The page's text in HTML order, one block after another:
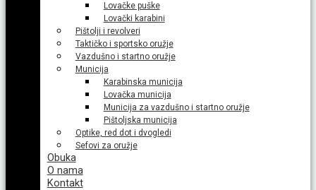
Lovačke puške
Lovački karabini
Pištolji i revolveri
Taktičko i sportsko oružje
Vazdušno i startno oružje
Municija
Karabinska municija
Lovačka municija
Municija za vazdušno i startno oružje
Pištoljska municija
Optike, red dot i dvogledi
Sefovi za oružje
Obuka
O nama
Kontakt